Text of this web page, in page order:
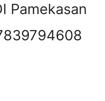
Pamekasan